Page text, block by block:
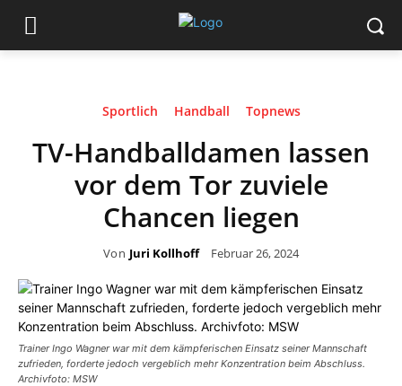
Sportlich Handball Topnews
TV-Handballdamen lassen
vor dem Tor zuviele
Chancen liegen
Von Juri Kollhoff Februar 26, 2024
Trainer Ingo Wagner war mit dem kämpferischen Einsatz seiner Mannschaft
zufrieden, forderte jedoch vergeblich mehr Konzentration beim Abschluss.
Archivfoto: MSW